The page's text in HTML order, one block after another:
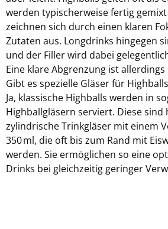
werden typischerweise fertig
zeichnen sich durch einen klaren
Zutaten aus. Longdrinks hingegen
und der Filler wird dabei
Eine klare Abgrenzung ist
Gibt es spezielle Gläser für
Ja, klassische Highballs werden in
Highballgläsern serviert. Diese sind
zylindrische Trinkgläser mit einem
350 ml, die oft bis zum Rand mit
werden. Sie ermöglichen so eine
Drinks bei gleichzeitig geringer